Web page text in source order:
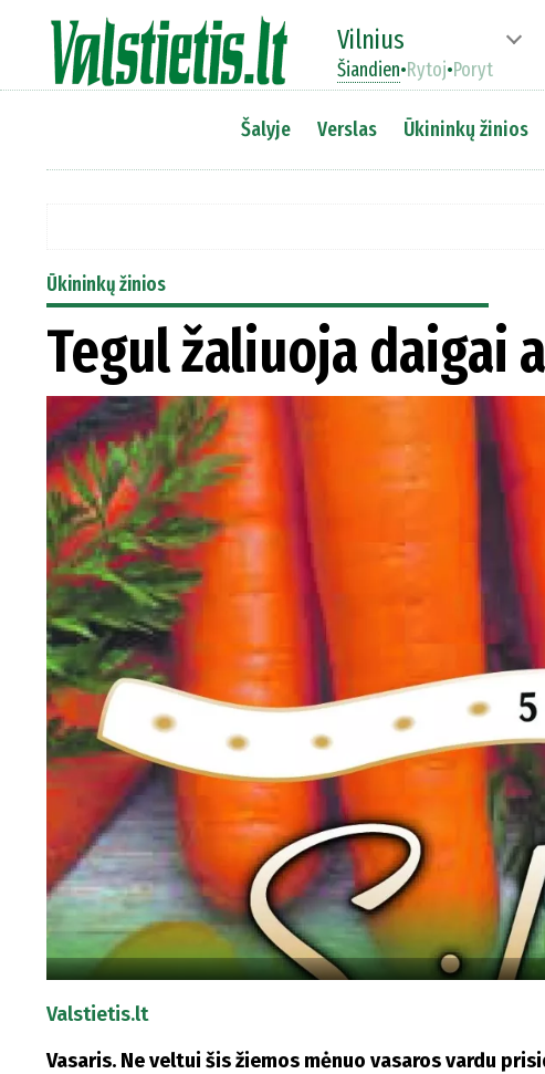
Vilnius
Šiandien•Rytoj•Poryt
Šalyje Verslas Ūkininkų žinios
Ūkininkų žinios
Tegul žaliuoja daigai
Valstietis.lt
Vasaris. Ne veltui šis žiemos mėnuo vasaros vardu